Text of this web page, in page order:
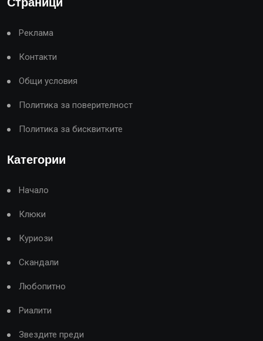
Реклама
Контакти
Общи условия
Политика за поверителност
Политика за бисквитките
Категории
Начало
Клюки
Куриози
Скандали
Любопитно
Риалити
Звездите преди